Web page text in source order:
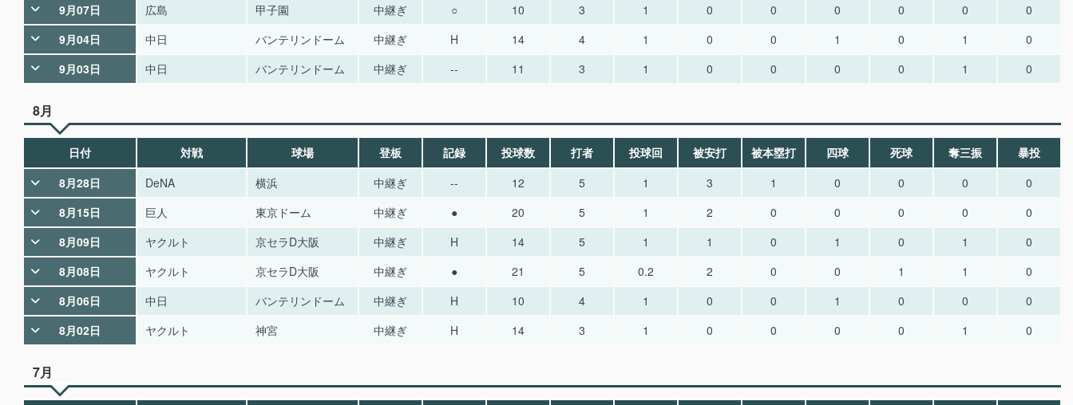
9月07日
広島 甲子園 中継ぎ ○ 10 3 1 0 0 0 0 0
0
9月04日
中日 バンテリンドーム 中継ぎ H 14 4 1 0 0 1 0 1
0
9月03日
中日 バンテリンドーム 中継ぎ -- 11 3 1 0 0 0 0 1 0
8月
日付 対戦 球場 登板 記録 投球数 打者 投球回 被安打 被本塁打 四球 死球 奪三振
暴投
8月28日
DeNA 横浜 中継ぎ -- 12 5 1 3 1 0 0 0
0
8月15日
巨人 東京ドーム 中継ぎ ● 20 5 1 2 0 0 0 0
0
8月09日
ヤクルト 京セラD大阪 中継ぎ H 14 5 1 1 0 1 0 1
0
8月08日
ヤクルト 京セラD大阪 中継ぎ ● 21 5 0.2 2 0 0 1 1
0
8月06日
中日 バンテリンドーム 中継ぎ H 10 4 1 0 0 1 0 0
0
8月02日
ヤクルト 神宮 中継ぎ H 14 3 1 0 0 0 0 1 0
7月